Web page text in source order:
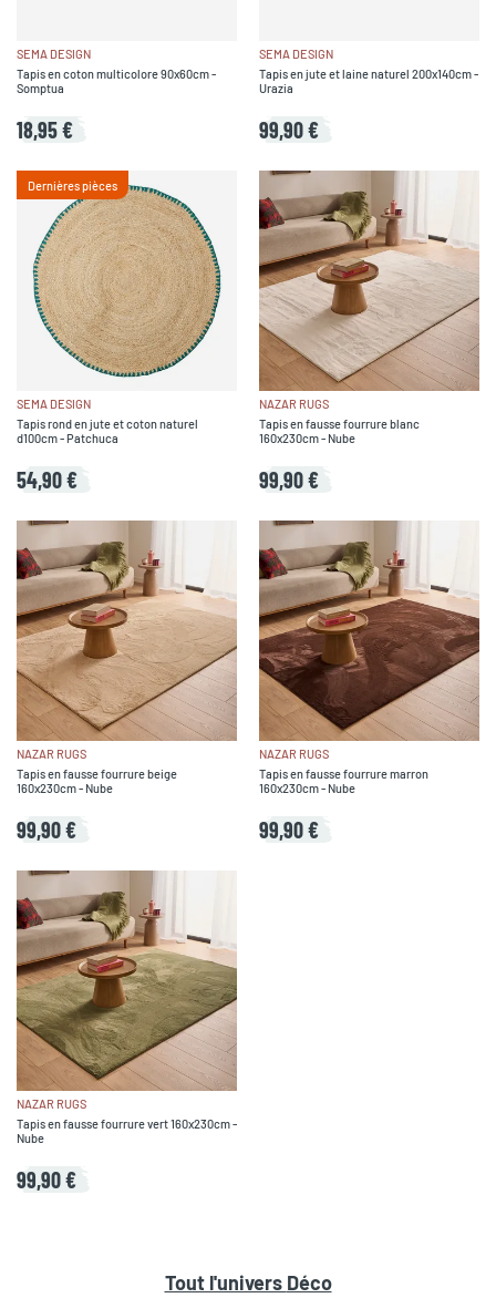
SEMA DESIGN
Tapis en coton multicolore 90x60cm -
Somptua
18,95 €
SEMA DESIGN
Tapis en jute et laine naturel 200x140cm -
Urazia
99,90 €
Dernières pièces
SEMA DESIGN
Tapis rond en jute et coton naturel
d100cm - Patchuca
54,90 €
NAZAR RUGS
Tapis en fausse fourrure blanc
160x230cm - Nube
99,90 €
NAZAR RUGS
Tapis en fausse fourrure beige
160x230cm - Nube
99,90 €
NAZAR RUGS
Tapis en fausse fourrure marron
160x230cm - Nube
99,90 €
NAZAR RUGS
Tapis en fausse fourrure vert 160x230cm -
Nube
99,90 €
Tout l'univers Déco